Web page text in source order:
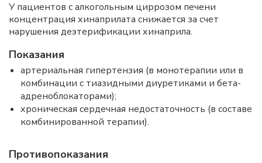
У пациентов с алкогольным циррозом печени
концентрация хинаприлата снижается за счет
нарушения деэтерификации хинаприла.
Показания
артериальная гипертензия (в монотерапии или в
комбинации с тиазидными диуретиками и бета-
адреноблокаторами);
хроническая сердечная недостаточность (в составе
комбинированной терапии).
Противопоказания